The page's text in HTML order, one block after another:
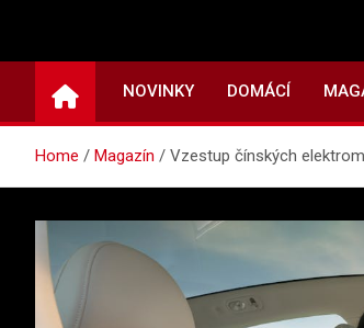
NOVINKY DOMÁCÍ
Home Magazín Vzestup čínských